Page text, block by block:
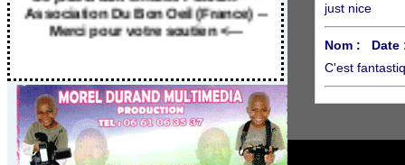
Merci pour votre soutien <---
just nice
Nom :
Date
C'est